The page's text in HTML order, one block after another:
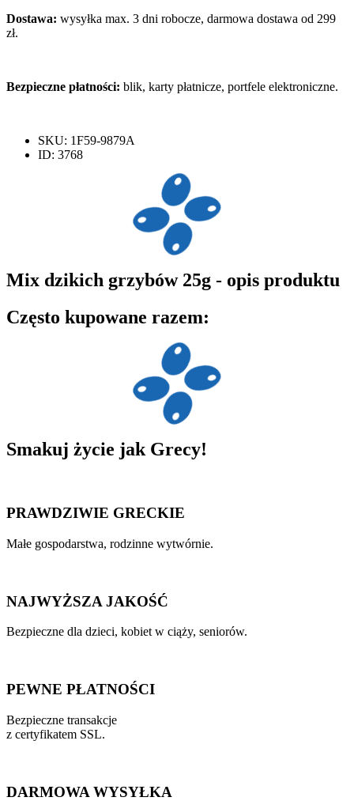
Dostawa: wysyłka max. 3 dni robocze, darmowa dostawa od 299
zł.
Bezpieczne płatności: blik, karty płatnicze, portfele elektroniczne.
SKU: 1F59-9879A
ID: 3768
Mix dzikich grzybów 25g - opis produktu
Często kupowane razem:
Smakuj życie jak Grecy!
PRAWDZIWIE GRECKIE
Małe gospodarstwa, rodzinne wytwórnie.
NAJWYŻSZA JAKOŚĆ
Bezpieczne dla dzieci, kobiet w ciąży, seniorów.
PEWNE PŁATNOŚCI
Bezpieczne transakcje
z certyfikatem SSL.
DARMOWA WYSYŁKA